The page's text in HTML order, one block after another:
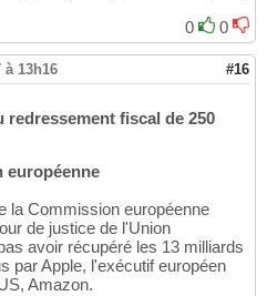
0
0
à 13h16 #16
redressement fiscal de 250
européenne
la Commission européenne
de justice de l'Union
avoir récupéré les 13 milliards
par Apple, l'exécutif européen
Amazon.